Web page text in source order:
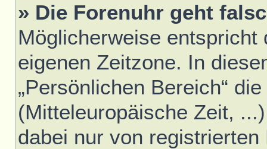
» Die Forenuhr geht
Möglicherweise
eigenen Zeitzone. In
„Persönlichen Bereich“
(Mitteleuropäische Zeit,
dabei nur von